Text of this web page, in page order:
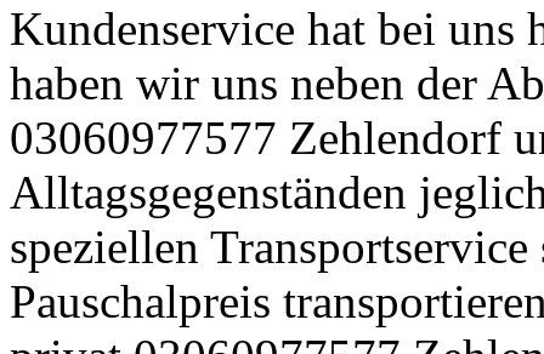
Kundenservice hat bei uns
haben wir uns neben der
03060977577 Zehlendorf
Alltagsgegenständen
speziellen
Pauschalpreis